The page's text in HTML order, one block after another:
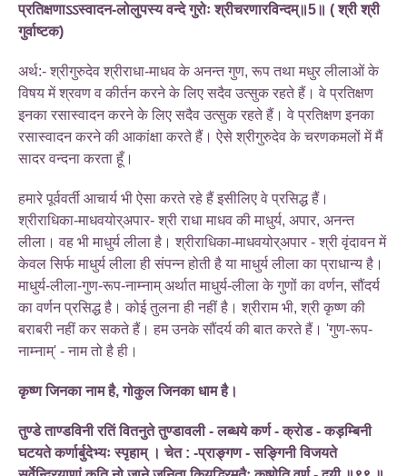
प्रतिक्षणाऽऽस्वादन-लोलुपस्य वन्दे गुरोः श्रीचरणारविन्दम्॥5॥ ( श्री श्री
गुर्वाष्टक)
अर्थ:- श्रीगुरुदेव श्रीराधा-माधव के अनन्त गुण, रूप तथा मधुर लीलाओं के
विषय में श्रवण व कीर्तन करने के लिए सदैव उत्सुक रहते हैं। वे प्रतिक्षण
इनका रसास्वादन करने के लिए सदैव उत्सुक रहते हैं। वे प्रतिक्षण इनका
रसास्वादन करने की आकांक्षा करते हैं। ऐसे श्रीगुरुदेव के चरणकमलों में मैं
सादर वन्दना करता हूँ।
हमारे पूर्ववर्ती आचार्य भी ऐसा करते रहे हैं इसीलिए वे प्रसिद्ध हैं।
श्रीराधिका-माधवयोर्‌अपार- श्री राधा माधव की माधुर्य, अपार, अनन्त
लीला। वह भी माधुर्य लीला है। श्रीराधिका-माधवयोर्‌अपार - श्री वृंदावन में
केवल सिर्फ माधुर्य लीला ही संपन्न होती है या माधुर्य लीला का प्राधान्य है।
माधुर्य-लीला-गुण-रूप-नाम्नाम् अर्थात माधुर्य-लीला के गुणों का वर्णन, सौंदर्य
का वर्णन प्रसिद्ध है। कोई तुलना ही नहीं है। श्रीराम भी, श्री कृष्ण की
बराबरी नहीं कर सकते हैं। हम उनके सौंदर्य की बात करते हैं। 'गुण-रूप-
नाम्नाम्' - नाम तो है ही।
कृष्ण जिनका नाम है, गोकुल जिनका धाम है।
तुण्डे ताण्डविनी रतिं वितनुते तुण्डावली - लब्धये कर्ण - क्रोड - कड़म्बिनी
घटयते कर्णार्बुदेभ्यः स्पृहाम् । चेत : -प्राङ्गण - सङ्गिनी विजयते